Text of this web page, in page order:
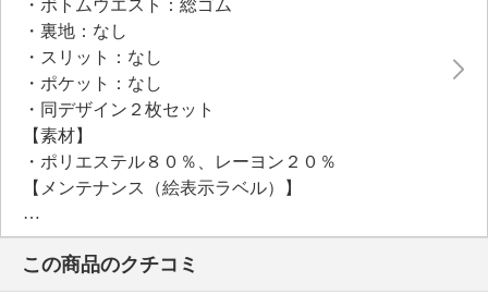
・ボトムウエスト：総ゴム
・裏地：なし
・スリット：なし
・ポケット：なし
・同デザイン２枚セット
【素材】
・ポリエステル８０％、レーヨン２０％
【メンテナンス（絵表示ラベル）】
・洗濯機：可
・漂白処理：塩素系・酸素系漂白不可
・タンブル乾燥：不可
・自然乾燥：日陰の吊り干し
この商品のクチコミ